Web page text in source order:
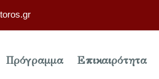
Πρόγραμμα Επικαιρότητα